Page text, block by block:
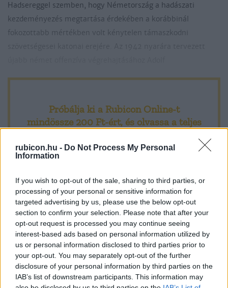
rubicon.hu - Do Not Process My Personal
Information
If you wish to opt-out of the sale, sharing to third parties, or
processing of your personal or sensitive information for
targeted advertising by us, please use the below opt-out
section to confirm your selection. Please note that after your
opt-out request is processed you may continue seeing
interest-based ads based on personal information utilized by
us or personal information disclosed to third parties prior to
your opt-out. You may separately opt-out of the further
disclosure of your personal information by third parties on the
IAB’s list of downstream participants. This information may
Hadsereggel szemben, hogy Németország a hadászati
kezdeményezés megtartása érdekében a korábbinál
fokozottabb mértékben volt kénytelen támaszkodni
Próbálja ki a Rubicon Online-t
mindössze 200 Ft-ért, és olvassa a teljes
Előfizetőként korlátlan hozzáférést kap
A legújabb Rubicon-lapszámok
Több mint 370 korábbi lapszámunk
tartalma
Rubicon Online rovatok cikkei
Hirdetésmentes olvasó felület